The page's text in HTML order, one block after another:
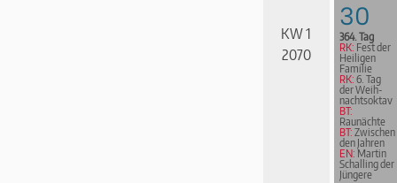
KW 1
2070
30
364. Tag
RK: Fest der
Heiligen
Familie
RK: 6. Tag
der Weih­
nachts­ok­tav
BT:
Raunächte
BT: Zwischen
den Jahren
EN: Martin
Schalling der
Jüngere